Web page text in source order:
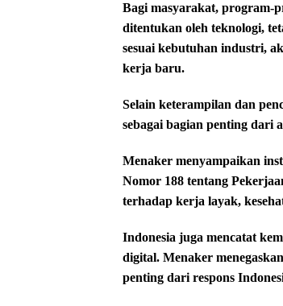
Bagi masyarakat, program-
ditentukan oleh teknologi,
sesuai kebutuhan industri,
kerja baru.
Selain keterampilan dan
sebagai bagian penting dari
Menaker menyampaikan
Nomor 188 tentang
terhadap kerja layak,
Indonesia juga mencatat
digital. Menaker
penting dari respons